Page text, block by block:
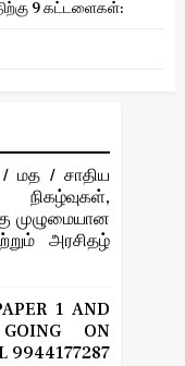
9 கட்டளைகள்:
மத / சாதிய
முழுமையான
அரசிதழ்
1 AND
ON
9944177287